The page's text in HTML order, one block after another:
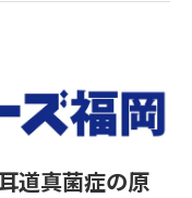
道真菌症の原